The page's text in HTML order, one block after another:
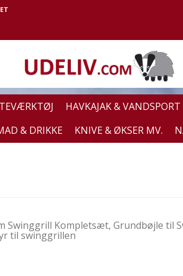
HAVKAJAK & VANDSPORT
& DRIKKE KNIVE & ØKSER MV.
Swinggrill Kompletsæt, Grundbøjle til
til swinggrillen